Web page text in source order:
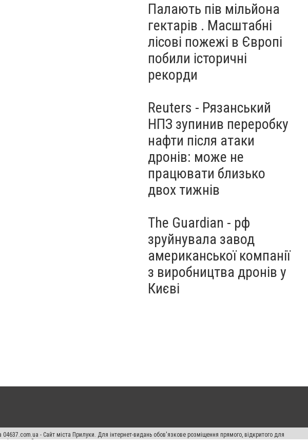
Палають пів мільйона
гектарів . Масштабні
лісові пожежі в Європі
побили історичні
рекорди
Reuters - Рязанський
НПЗ зупинив переробку
нафти після атаки
дронів: може не
працювати близько
двох тижнів
The Guardian - рф
зруйнувала завод
американської компанії
з виробництва дронів у
Києві
- Сайт міста Прилуки. Для інтернет-видань обов'язкове розміщення прямого, відкритого для
Законом.